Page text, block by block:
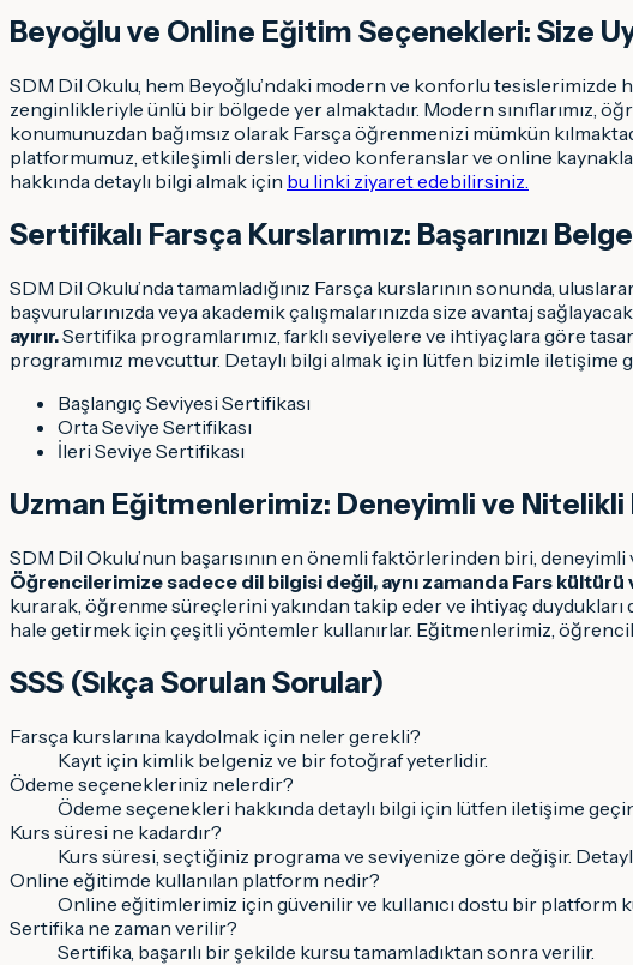
Beyoğlu ve Online Eğitim Seçenekleri: Size
SDM Dil Okulu, hem Beyoğlu’ndaki modern ve konforlu
zenginlikleriyle ünlü bir bölgede yer almaktadır. Modern sınıflarımız,
konumunuzdan bağımsız olarak Farsça öğrenmenizi mümkün
platformumuz, etkileşimli dersler, video konferanslar ve online
hakkında detaylı bilgi almak için bu linki ziyaret edebilirsiniz.
Sertifikalı Farsça Kurslarımız: Başarınızı
SDM Dil Okulu’nda tamamladığınız Farsça kurslarının sonunda,
başvurularınızda veya akademik çalışmalarınızda size avantaj
ayırır.Sertifika programlarımız, farklı seviyelere ve ihtiyaçlara göre
programımız mevcuttur. Detaylı bilgi almak için lütfen bizimle iletişime
Başlangıç Seviyesi Sertifikası
Orta Seviye Sertifikası
İleri Seviye Sertifikası
Uzman Eğitmenlerimiz: Deneyimli ve Nitelikli
SDM Dil Okulu’nun başarısının en önemli faktörlerinden biri,
Öğrencilerimize sadece dil bilgisi değil, aynı zamanda Fars
kurarak, öğrenme süreçlerini yakından takip eder ve ihtiyaç
hale getirmek için çeşitli yöntemler kullanırlar. Eğitmenlerimiz,
SSS (Sıkça Sorulan Sorular)
Farsça kurslarına kaydolmak için neler gerekli?
Kayıt için kimlik belgeniz ve bir fotoğraf yeterlidir.
Ödeme seçenekleriniz nelerdir?
Ödeme seçenekleri hakkında detaylı bilgi için lütfen iletişime
Kurs süresi ne kadardır?
Kurs süresi, seçtiğiniz programa ve seviyenize göre değişir.
Online eğitimde kullanılan platform nedir?
Online eğitimlerimiz için güvenilir ve kullanıcı dostu bir platform
Sertifika ne zaman verilir?
Sertifika, başarılı bir şekilde kursu tamamladıktan sonra verilir.